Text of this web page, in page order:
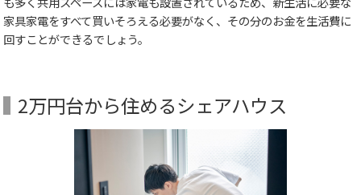
家具家電をすべて買いそろえる必要がなく、その分のお金を生活費に
回すことができるでしょう。
2万円台から住めるシェアハウス